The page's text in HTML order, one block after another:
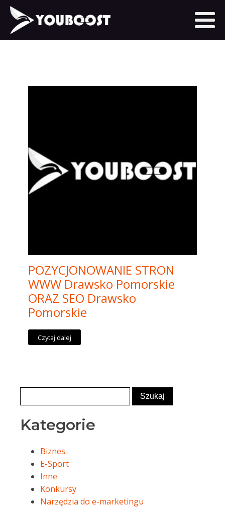
POZYCJONOWANIE STRON
WWW Drawsko Pomorskie
ORAZ SEO Drawsko
Pomorskie
Czytaj dalej
Kategorie
Biznes
E-Sport
Inne
Konkursy
Narzędzia do e-marketingu